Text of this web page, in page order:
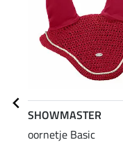
SHOWMASTER
oornetje Basic